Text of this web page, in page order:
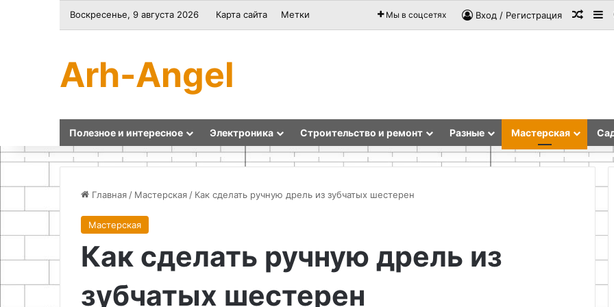
Воскресенье, 9 августа 2026 Карта сайта Метки Мы в соцсетях Вход / Регистрация
Arh-Angel
Полезное и интересное Электроника Строительство и ремонт Разные Мастерская
Главная / Мастерская / Как сделать ручную дрель из зубчатых шестерен
Мастерская
Как сделать ручную дрель из
зубчатых шестерен
сделать
наждак
двигателя
кладка
мангала